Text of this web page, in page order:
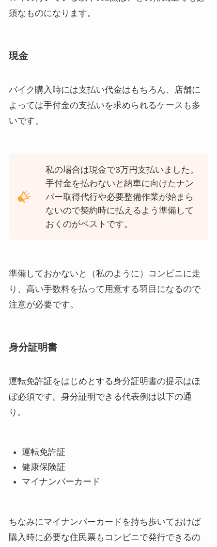
須なものになります。
現金
バイク購入時には支払い代金はもちろん、店舗に
よっては手付金の支払いを求められるケースも多
いです。
私の場合は現金で3万円支払いました。
手付金を払わないと納車に向けたナン
バー取得代行や必要整備作業が始まら
ないので契約時に払えるよう準備して
おくのがベストです。
準備しておかないと（私のように）コンビニに走
り、高い手数料を払って用意する羽目になるので
注意が必要です。
身分証明書
運転免許証をはじめとする身分証明書の提示はほ
ぼ必須です。身分証明できる代表例は以下の通
り。
運転免許証
健康保険証
マイナンバーカード
ちなみにマイナンバーカードを持ち歩いておけば
購入時に必要な住民票もコンビニで発行できるの